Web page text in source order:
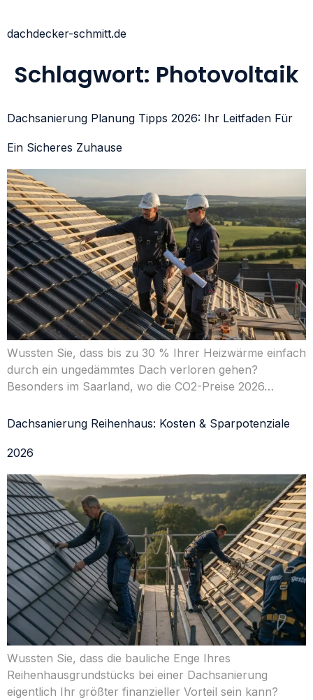
dachdecker-schmitt.de
Schlagwort: Photovoltaik
Dachsanierung Planung Tipps 2026: Ihr Leitfaden Für
Ein Sicheres Zuhause
Wussten Sie, dass bis zu 30 % Ihrer Heizwärme einfach
durch ein ungedämmtes Dach verloren gehen?
Besonders im Saarland, wo die CO2-Preise 2026…
Dachsanierung Reihenhaus: Kosten & Sparpotenziale
2026
Wussten Sie, dass die bauliche Enge Ihres
Reihenhausgrundstücks bei einer Dachsanierung
eigentlich Ihr größter finanzieller Vorteil sein kann?